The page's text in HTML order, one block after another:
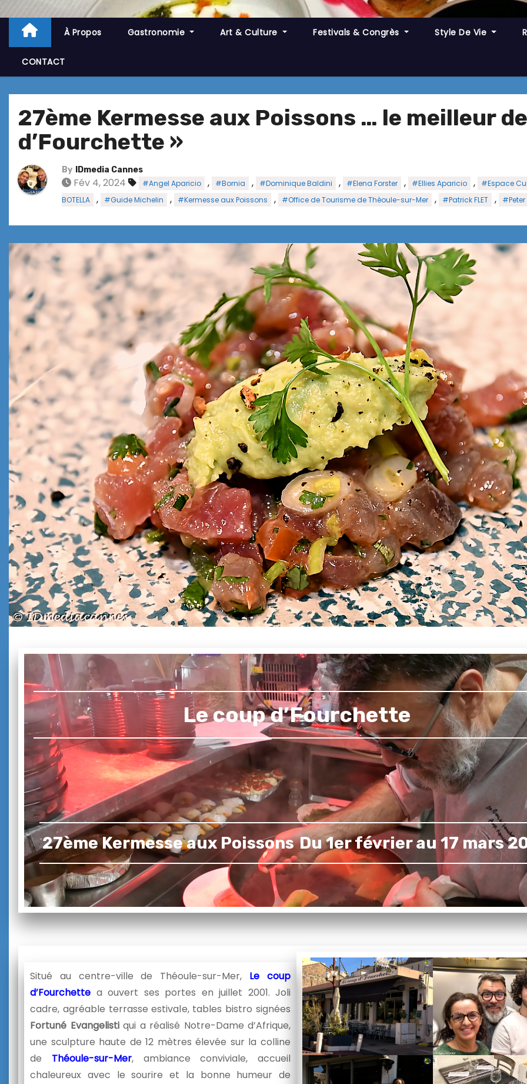
À Propos Gastronomie Art & Culture Festivals & Congrès Style De Vie
CONTACT
27ème Kermesse aux Poissons … le meilleur
d’Fourchette »
By IDmedia Cannes
Fév 4, 2024 #Angel Aparicio , #Bornia , #Dominique Baldini , #Elena Forster , #Ellies Aparicio ,
#Espace
BOTELLA
, #Guide Michelin , #Kermesse aux Poissons , #Office de Tourisme de Thèoule-sur-Mer , #Patrick FLET , #Peter
Le coup d’Fourchette
27ème Kermesse aux Poissons Du 1er février au 17 mars
Situé au centre-ville de Théoule-sur-Mer,
Le coup
d’Fourchette a ouvert ses portes en juillet 2001. Joli
cadre, agréable terrasse estivale, tables bistro signées
Fortuné Evangelistiqui a réalisé Notre-Dame d’Afrique,
une sculpture haute de 12 mètres élevée sur la colline
de Théoule-sur-Mer, ambiance conviviale, accueil
chaleureux avec le sourire et la bonne humeur de